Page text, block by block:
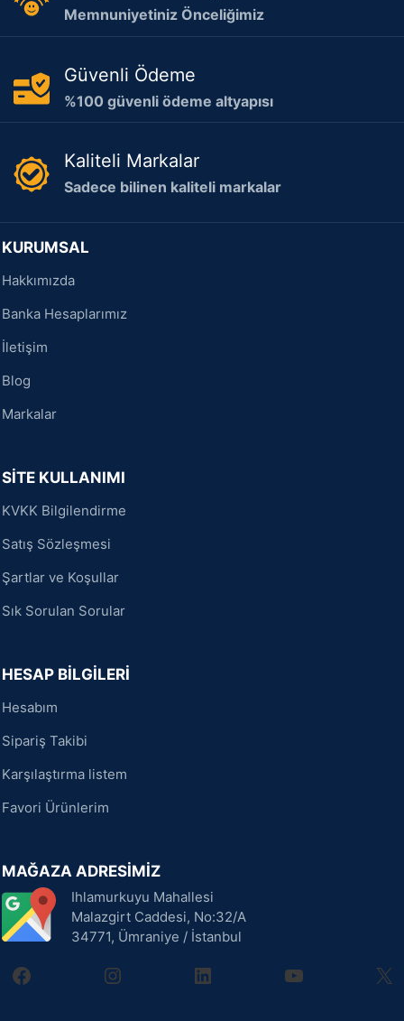
Memnuniyetiniz Önceliğimiz
Güvenli Ödeme
%100 güvenli ödeme altyapısı
Kaliteli Markalar
Sadece bilinen kaliteli markalar
KURUMSAL
Hakkımızda
Banka Hesaplarımız
İletişim
Blog
Markalar
SİTE KULLANIMI
KVKK Bilgilendirme
Satış Sözleşmesi
Şartlar ve Koşullar
Sık Sorulan Sorular
HESAP BİLGİLERİ
Hesabım
Sipariş Takibi
Karşılaştırma listem
Favori Ürünlerim
MAĞAZA ADRESİMİZ
Ihlamurkuyu Mahallesi
Malazgirt Caddesi, No:32/A
34771, Ümraniye / İstanbul
facebookinstagramlinkedin youtube X